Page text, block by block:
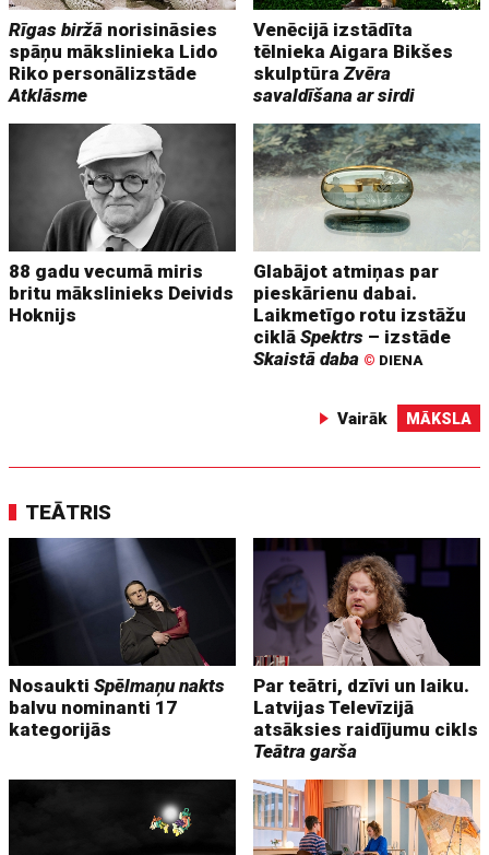
Rīgas biržā norisināsies
spāņu mākslinieka Lido
Riko personālizstāde
Atklāsme
Venēcijā izstādīta
tēlnieka Aigara Bikšes
skulptūraZvēra
savaldīšana ar sirdi
88 gadu vecumā miris
britu mākslinieks Deivids
Hoknijs
Glabājot atmiņas par
pieskārienu dabai.
Laikmetīgo rotu izstāžu
ciklāSpektrs – izstāde
Skaistā daba © DIENA
Vairāk MĀKSLA
TEĀTRIS
NosauktiSpēlmaņu nakts
balvu nominanti 17
kategorijās
Par teātri, dzīvi un laiku.
Latvijas Televīzijā
atsāksies raidījumu cikls
Teātra garša